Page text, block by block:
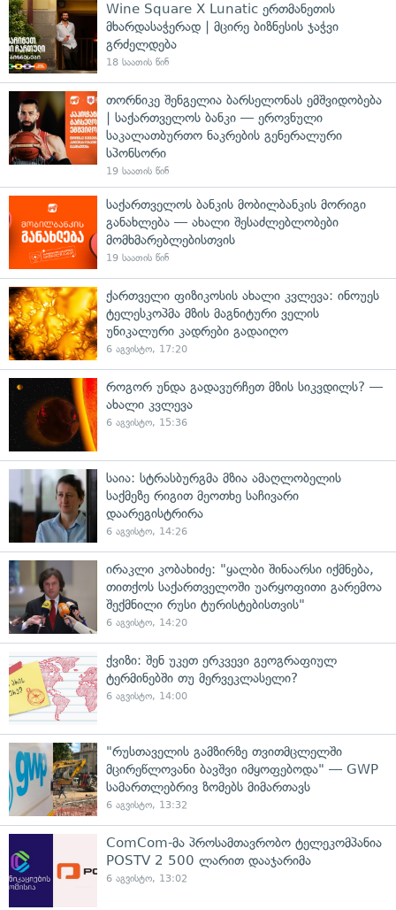
Wine Square X Lunatic ერთმანეთის
მხარდასაჭერად | მცირე ბიზნესის ჯაჭვი
გრძელდება
18 საათის წინ
თორნიკე შენგელია ბარსელონას ემშვიდობება
| საქართველოს ბანკი — ეროვნული
საკალათბურთო ნაკრების გენერალური
სპონსორი
19 საათის წინ
საქართველოს ბანკის მობილბანკის მორიგი
განახლება — ახალი შესაძლებლობები
მომხმარებლებისთვის
19 საათის წინ
ქართველი ფიზიკოსის ახალი კვლევა: ინოუეს
ტელესკოპმა მზის მაგნიტური ველის
უნიკალური კადრები გადაიღო
6 აგვისტო, 17:20
როგორ უნდა გადავურჩეთ მზის სიკვდილს? —
ახალი კვლევა
6 აგვისტო, 15:36
საია: სტრასბურგმა მზია ამაღლობელის
საქმეზე რიგით მეოთხე საჩივარი
დაარეგისტრირა
6 აგვისტო, 14:26
ირაკლი კობახიძე: "ყალბი შინაარსი იქმნება,
თითქოს საქართველოში უარყოფითი გარემოა
შექმნილი რუსი ტურისტებისთვის"
6 აგვისტო, 14:20
ქვიზი: შენ უკეთ ერკვევი გეოგრაფიულ
ტერმინებში თუ მერვეკლასელი?
6 აგვისტო, 14:00
"რუსთაველის გამზირზე თვითმცლელში
მცირეწლოვანი ბავშვი იმყოფებოდა" — GWP
სამართლებრივ ზომებს მიმართავს
6 აგვისტო, 13:32
ComCom-მა პროსამთავრობო ტელეკომპანია
POSTV 2 500 ლარით დააჯარიმა
6 აგვისტო, 13:02